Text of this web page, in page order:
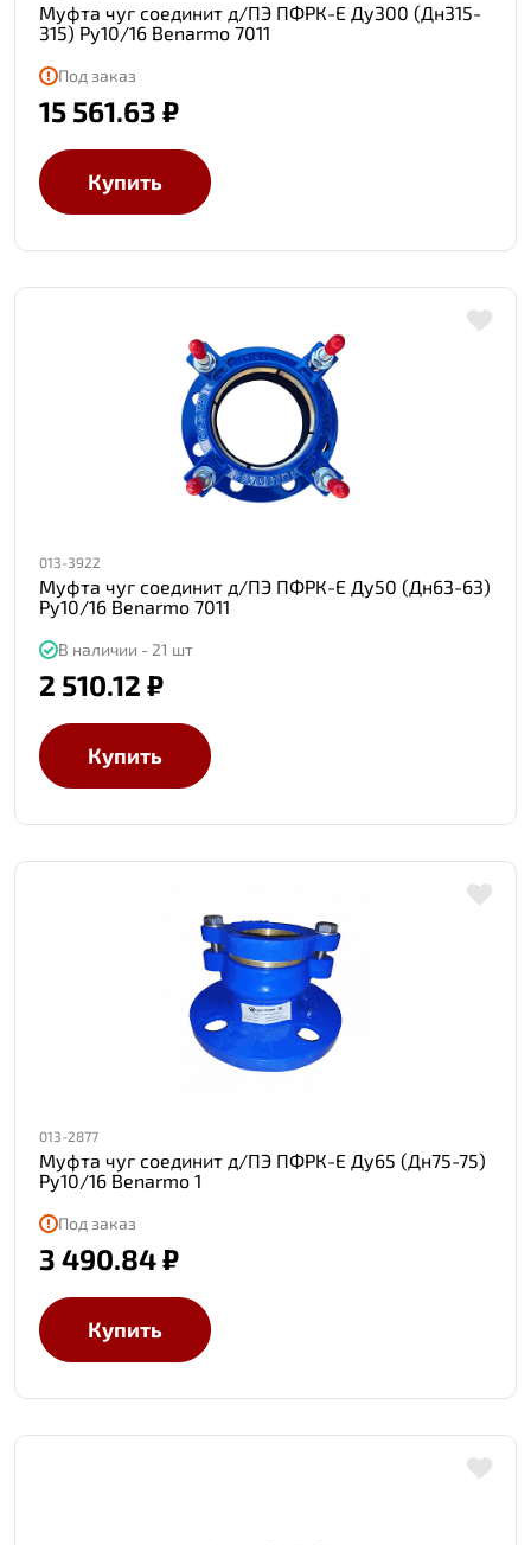
Муфта чуг соединит д/ПЭ ПФРК-Е Ду300 (Дн315-
315) Ру10/16 Benarmo 7011
Под заказ
15 561.63 ₽
Купить
013-3922
Муфта чуг соединит д/ПЭ ПФРК-Е Ду50 (Дн63-63)
Ру10/16 Benarmo 7011
В наличии - 21 шт
2 510.12 ₽
Купить
013-2877
Муфта чуг соединит д/ПЭ ПФРК-Е Ду65 (Дн75-75)
Ру10/16 Benarmo 1
Под заказ
3 490.84 ₽
Купить